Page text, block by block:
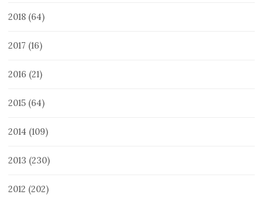
2018 (64)
2017 (16)
2016 (21)
2015 (64)
2014 (109)
2013 (230)
2012 (202)